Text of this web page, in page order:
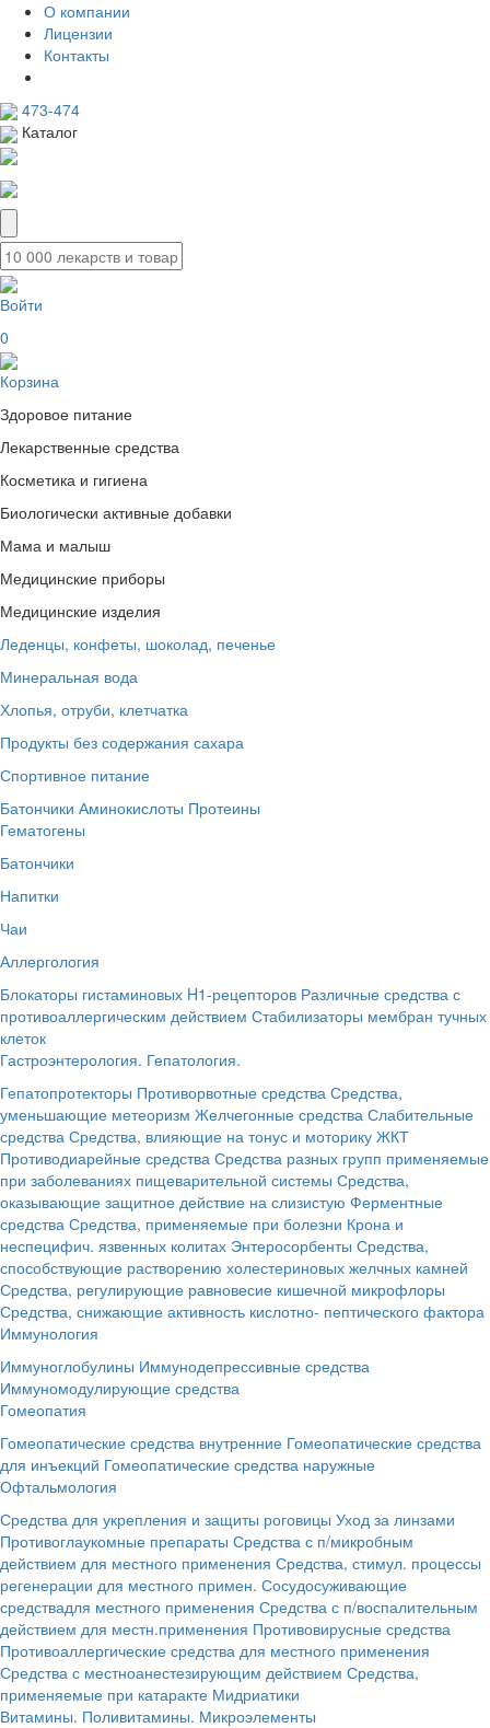
О компании
Лицензии
Контакты
473-474
Каталог
Войти
0
Корзина
Здоровое питание
Лекарственные средства
Косметика и гигиена
Биологически активные добавки
Мама и малыш
Медицинские приборы
Медицинские изделия
Леденцы, конфеты, шоколад, печенье
Минеральная вода
Хлопья, отруби, клетчатка
Продукты без содержания сахара
Спортивное питание
Батончики Аминокислоты Протеины
Гематогены
Батончики
Напитки
Чаи
Аллергология
Блокаторы гистаминовых H1-рецепторов Различные средства с
противоаллергическим действием Стабилизаторы мембран тучных
клеток
Гастроэнтерология. Гепатология.
Гепатопротекторы Противорвотные средства Средства,
уменьшающие метеоризм Желчегонные средства Слабительные
средства Средства, влияющие на тонус и моторику ЖКТ
Противодиарейные средства Средства разных групп применяемые
при заболеваниях пищеварительной системы Средства,
оказывающие защитное действие на слизистую Ферментные
средства Средства, применяемые при болезни Крона и
неспецифич. язвенных колитах Энтеросорбенты Средства,
способствующие растворению холестериновых желчных камней
Средства, регулирующие равновесие кишечной микрофлоры
Средства, снижающие активность кислотно- пептического фактора
Иммунология
Иммуноглобулины Иммунодепрессивные средства
Иммуномодулирующие средства
Гомеопатия
Гомеопатические средства внутренние Гомеопатические средства
для инъекций Гомеопатические средства наружные
Офтальмология
Средства для укрепления и защиты роговицы Уход за линзами
Противоглаукомные препараты Средства с п/микробным
действием для местного применения Средства, стимул. процессы
регенерации для местного примен. Сосудосуживающие
средствадля местного применения Средства с п/воспалительным
действием для местн.применения Противовирусные средства
Противоаллергические средства для местного применения
Средства с местноанестезирующим действием Средства,
применяемые при катаракте Мидриатики
Витамины. Поливитамины. Микроэлементы